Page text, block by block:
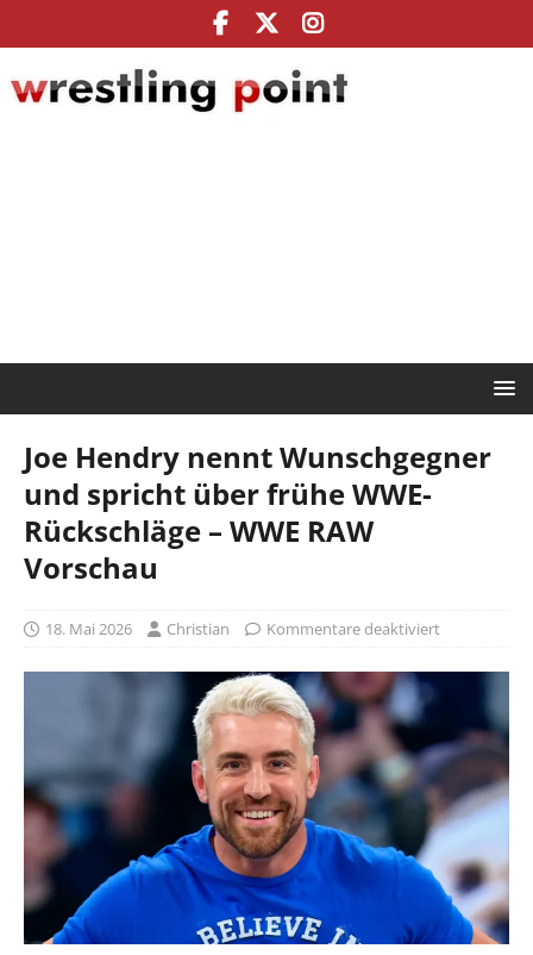
Joe Hendry nennt Wunschgegner
und spricht über frühe WWE-
Rückschläge – WWE RAW
Vorschau
18. Mai 2026 Christian Kommentare deaktiviert